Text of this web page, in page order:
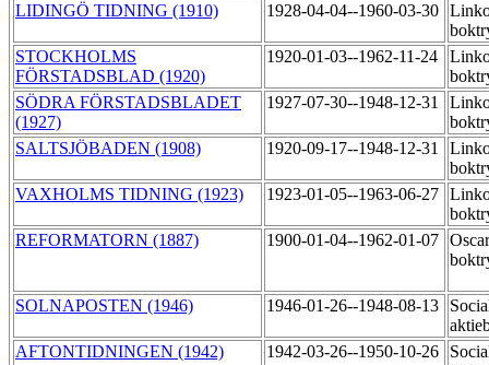
LIDINGÖ TIDNING (1910)
1928-04-04--1960-03-30
STOCKHOLMS
FÖRSTADSBLAD (1920)
1920-01-03--1962-11-24
SÖDRA FÖRSTADSBLADET
(1927)
1927-07-30--1948-12-31
SALTSJÖBADEN (1908)
1920-09-17--1948-12-31
VAXHOLMS TIDNING (1923)
1923-01-05--1963-06-27
REFORMATORN (1887)
1900-01-04--1962-01-07
SOLNAPOSTEN (1946) 1946-01-26--1948-08-13
AFTONTIDNINGEN (1942)
1942-03-26--1950-10-26